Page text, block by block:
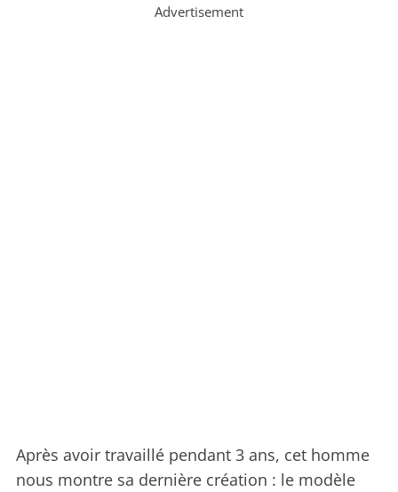
Advertisement
Après avoir travaillé pendant 3 ans, cet homme
nous montre sa dernière création : le modèle